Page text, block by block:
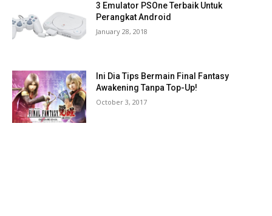
3 Emulator PSOne Terbaik Untuk
Perangkat Android
January 28, 2018
Ini Dia Tips Bermain Final Fantasy
Awakening Tanpa Top-Up!
October 3, 2017